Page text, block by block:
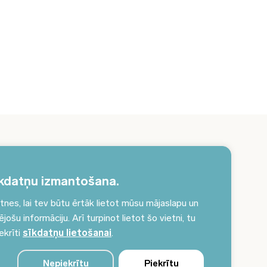
izmantošana.
lai tev būtu ērtāk lietot mūsu mājaslapu un
informāciju. Arī turpinot lietot šo vietni, tu
sīkdatņu lietošanai.
Nepiekrītu Piekrītu
savā e-pastā!
Pieteikties jaunumiem